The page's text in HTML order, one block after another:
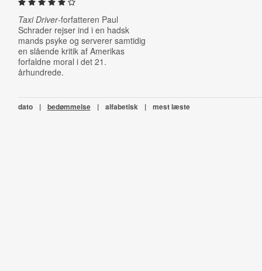
Taxi Driver-forfatteren Paul
Schrader rejser ind i en hadsk
mands psyke og serverer samtidig
en slående kritik af Amerikas
forfaldne moral i det 21.
århundrede.
dato | bedømmelse | alfabetisk | mest læste